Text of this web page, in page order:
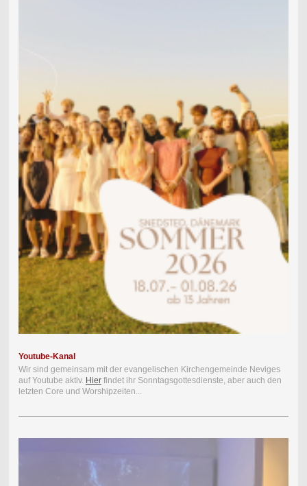
Youtube-Kanal
Wir sind gemeinsam mit der evangelischen Kirchengemeinde Neviges
auf Youtube aktiv. Hierfindet ihr Sonntagsgottesdienste, aber auch den
letzten Core und Worshipzeiten...